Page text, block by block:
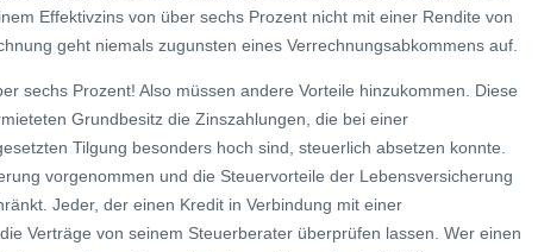
Effektivzins von über sechs Prozent nicht mit einer Rendite von
geht niemals zugunsten eines Verrechnungsabkommens auf.
sechs Prozent! Also müssen andere Vorteile hinzukommen. Diese
Grundbesitz die Zinszahlungen, die bei einer
Tilgung besonders hoch sind, steuerlich absetzen konnte.
vorgenommen und die Steuervorteile der Lebensversicherung
Jeder, der einen Kredit in Verbindung mit einer
Verträge von seinem Steuerberater überprüfen lassen. Wer einen